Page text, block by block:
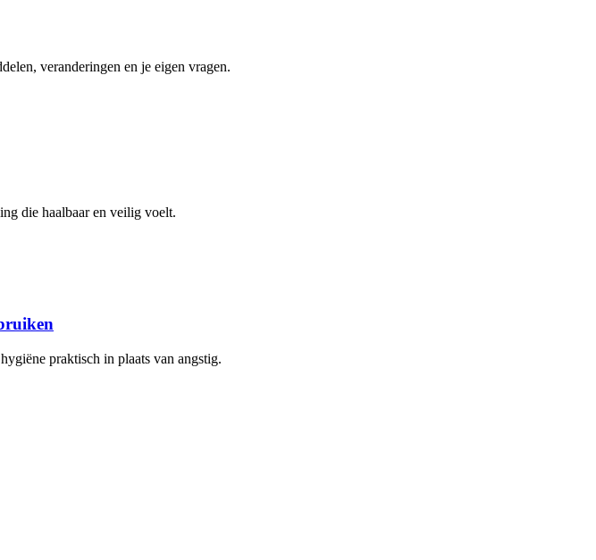
veranderingen en je eigen vragen.
die haalbaar en veilig voelt.
praktisch in plaats van angstig.